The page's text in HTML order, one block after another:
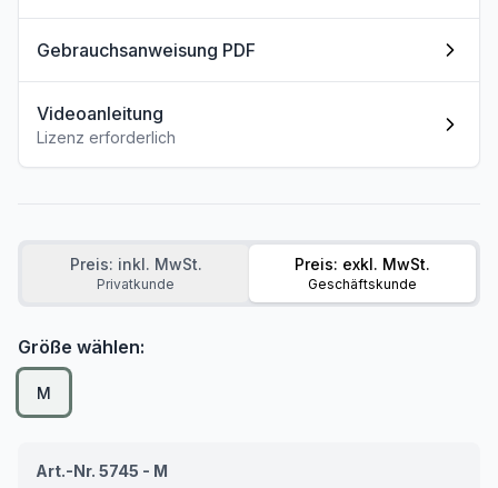
Gebrauchsanweisung PDF
Videoanleitung
Lizenz erforderlich
Preis: inkl. MwSt.
Privatkunde
Preis: exkl. MwSt.
Geschäftskunde
Größe wählen:
M
Art.-Nr. 5745 - M